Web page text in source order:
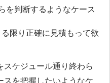
を判断するようなケース
限り正確に見積もって欲
スケジュール通り終わら
スを把握したいようなケ